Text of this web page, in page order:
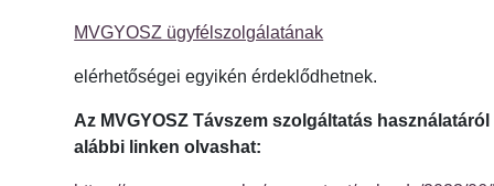
MVGYOSZ ügyfélszolgálatának
elérhetőségei egyikén érdeklődhetnek.
Az MVGYOSZ Távszem szolgáltatás
alábbi linken olvashat: